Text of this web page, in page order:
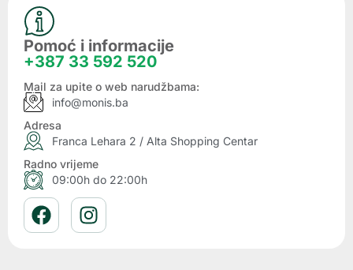
Pomoć i informacije
+387 33 592 520
Mail za upite o web narudžbama:
info@monis.ba
Adresa
Franca Lehara 2 / Alta Shopping Centar
Radno vrijeme
09:00h do 22:00h